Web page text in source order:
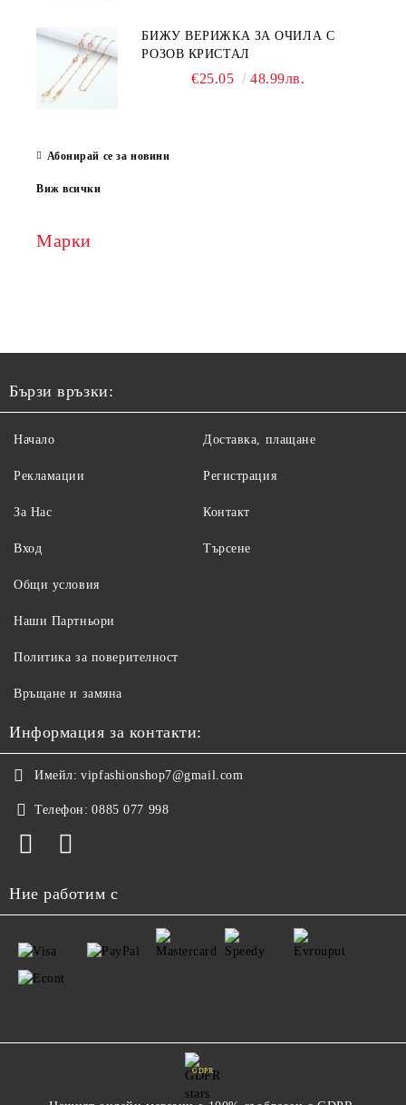
БИЖУ ВЕРИЖКА ЗА ОЧИЛА С
РОЗОВ КРИСТАЛ
€25.05 48.99лв.
Абонирай се за новини
Виж всички
Марки
Бързи връзки:
Начало
Рекламации
За Нас
Вход
Доставка, плащане
Регистрация
Контакт
Търсене
Общи условия
Наши Партньори
Политика за поверителност
Връщане и замяна
Информация за контакти:
Имейл: vipfashionshop7@gmail.com
Телефон: 0885 077 998
Ние работим с
GDPR